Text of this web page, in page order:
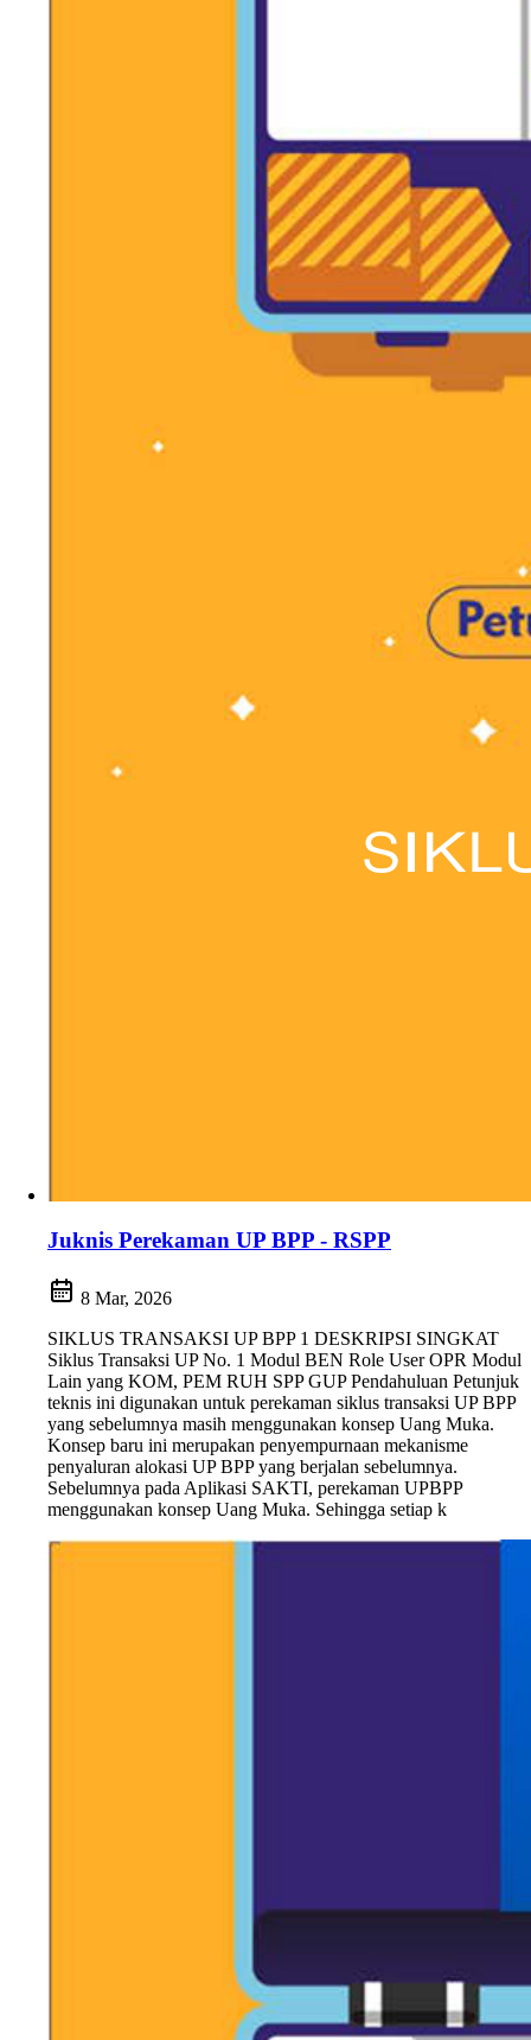
Juknis Perekaman UP BPP - RSPP
8 Mar, 2026
SIKLUS TRANSAKSI UP BPP 1 DESKRIPSI SINGKAT
Siklus Transaksi UP No. 1 Modul BEN Role User OPR Modul
Lain yang KOM, PEM RUH SPP GUP Pendahuluan Petunjuk
teknis ini digunakan untuk perekaman siklus transaksi UP BPP
yang sebelumnya masih menggunakan konsep Uang Muka.
Konsep baru ini merupakan penyempurnaan mekanisme
penyaluran alokasi UP BPP yang berjalan sebelumnya.
Sebelumnya pada Aplikasi SAKTI, perekaman UPBPP
menggunakan konsep Uang Muka. Sehingga setiap k